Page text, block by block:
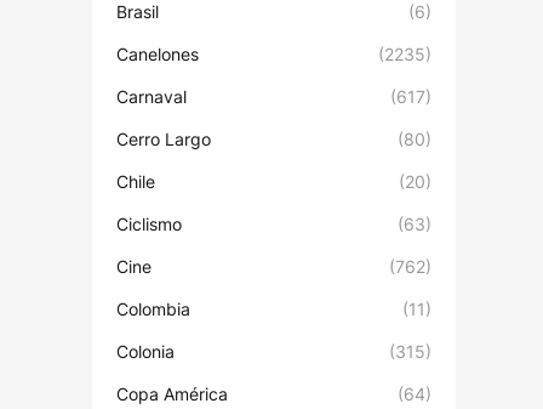
Brasil (6)
Canelones (2235)
Carnaval (617)
Cerro Largo (80)
Chile (20)
Ciclismo (63)
Cine (762)
Colombia (11)
Colonia (315)
Copa América (64)